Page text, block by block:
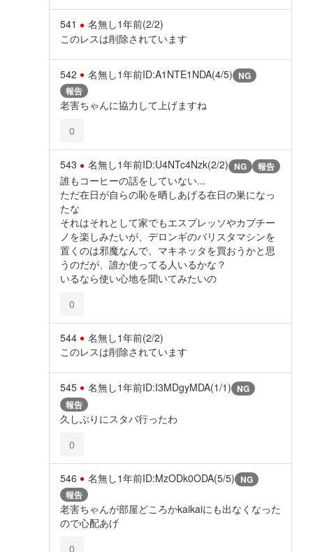
541 名無し1年前(2/2)
このレスは削除されています
542 名無し1年前ID:A1NTE1NDA(4/5) NG
報告
老害ちゃんに協力して上げますね
0
543 名無し1年前ID:U4NTc4Nzk(2/2) NG 報告
誰もコーヒーの話をしていない...
ただ在日が自らの恥を晒しあげる在日の巣になっ
たな
それはそれとして家でもエスプレッソやカプチー
ノを楽しみたいが、デロンギのバリスタマシンを
置くのは邪魔なんで、マキネッタを買おうかと思
うのだが、誰か使ってる人いるかな？
いるなら使い心地を聞いてみたいの
0
544 名無し1年前(2/2)
このレスは削除されています
545 名無し1年前ID:I3MDgyMDA(1/1) NG
報告
久しぶりにスタバ行ったわ
0
546 名無し1年前ID:MzODk0ODA(5/5) NG
報告
老害ちゃんが部屋どころかkaikaiにも出なくなった
ので心配あげ
0